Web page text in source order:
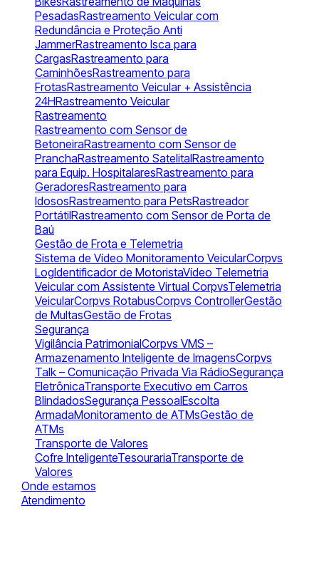
PesadasRastreamento Veicular com
Redundância e Proteção Anti
JammerRastreamento Isca para
CargasRastreamento para
CaminhõesRastreamento para
FrotasRastreamento Veicular + Assistência
24HRastreamento Veicular
Rastreamento
Rastreamento com Sensor de
BetoneiraRastreamento com Sensor de
PranchaRastreamento SatelitalRastreamento
para Equip. HospitalaresRastreamento para
GeradoresRastreamento para
IdososRastreamento para PetsRastreador
PortátilRastreamento com Sensor de Porta de
Baú
Gestão de Frota e Telemetria
Sistema de Vídeo Monitoramento VeicularCorpvs
LogIdentificador de MotoristaVídeo Telemetria
Veicular com Assistente Virtual CorpvsTelemetria
VeicularCorpvs RotabusCorpvs ControllerGestão
de MultasGestão de Frotas
Segurança
Vigilância PatrimonialCorpvs VMS –
Armazenamento Inteligente de ImagensCorpvs
Talk – Comunicação Privada Via RádioSegurança
EletrônicaTransporte Executivo em Carros
BlindadosSegurança PessoalEscolta
ArmadaMonitoramento de ATMsGestão de
ATMs
Transporte de Valores
Cofre InteligenteTesourariaTransporte de
Valores
Onde estamos
Atendimento